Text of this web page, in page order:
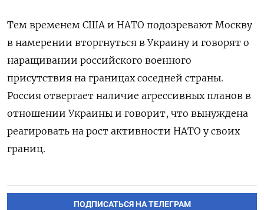
Тем временем США и НАТО подозревают Москву
в намерении вторгнуться в Украину и говорят о
наращивании российского военного
присутствия на границах соседней страны.
Россия отвергает наличие агрессивных планов в
отношении Украины и говорит, что вынуждена
реагировать на рост активности НАТО у своих
границ.
ПОДПИСАТЬСЯ НА ТЕЛЕГРАМ